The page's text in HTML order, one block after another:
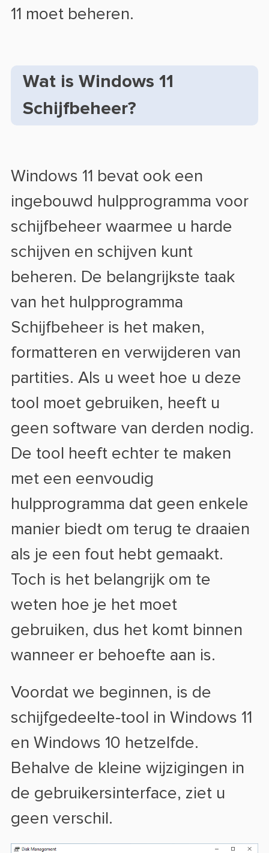
11 moet beheren.
Wat is Windows 11
Schijfbeheer?
Windows 11 bevat ook een
ingebouwd hulpprogramma voor
schijfbeheer waarmee u harde
schijven en schijven kunt
beheren. De belangrijkste taak
van het hulpprogramma
Schijfbeheer is het maken,
formatteren en verwijderen van
partities. Als u weet hoe u deze
tool moet gebruiken, heeft u
geen software van derden nodig.
De tool heeft echter te maken
met een eenvoudig
hulpprogramma dat geen enkele
manier biedt om terug te draaien
als je een fout hebt gemaakt.
Toch is het belangrijk om te
weten hoe je het moet
gebruiken, dus het komt binnen
wanneer er behoefte aan is.
Voordat we beginnen, is de
schijfgedeelte-tool in Windows 11
en Windows 10 hetzelfde.
Behalve de kleine wijzigingen in
de gebruikersinterface, ziet u
geen verschil.